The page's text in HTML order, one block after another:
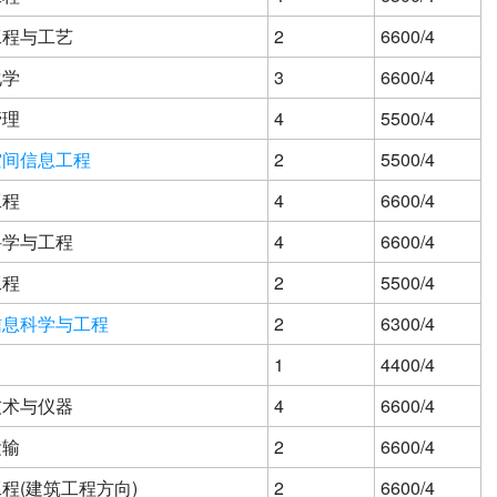
与工艺
2
6600/4
3
6600/4
4
5500/4
信息工程
2
5500/4
4
6600/4
与工程
4
6600/4
2
5500/4
科学与工程
2
6300/4
1
4400/4
与仪器
4
6600/4
2
6600/4
(建筑工程方向)
2 6600/4